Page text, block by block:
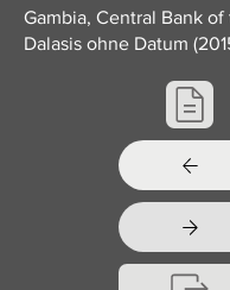
Gambia, Central Bank
Dalasis ohne Datum